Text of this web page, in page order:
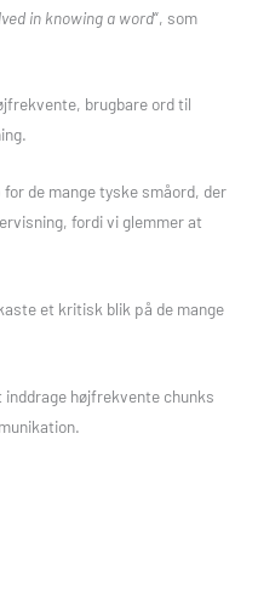
in knowing a word“, som
brugbare ord til
de mange tyske småord, der
fordi vi glemmer at
et kritisk blik på de mange
inddrage højfrekvente chunks